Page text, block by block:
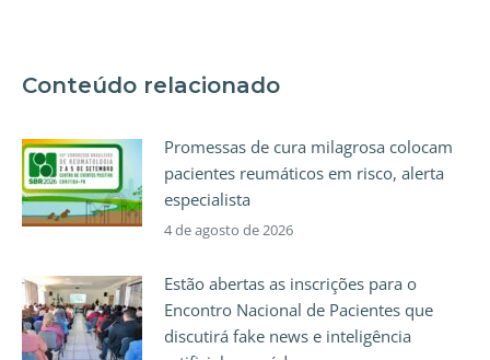
Conteúdo relacionado
Promessas de cura milagrosa colocam
pacientes reumáticos em risco, alerta
especialista
4 de agosto de 2026
Estão abertas as inscrições para o
Encontro Nacional de Pacientes que
discutirá fake news e inteligência